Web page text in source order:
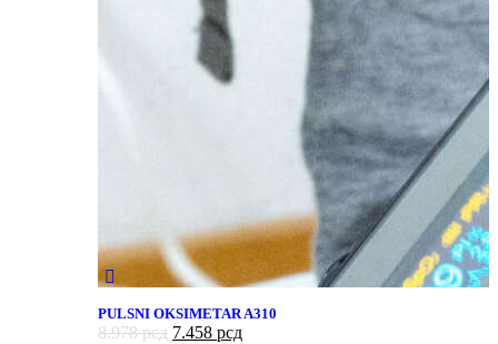
PULSNI OKSIMETAR A310
8.978рсд 7.458 рсд